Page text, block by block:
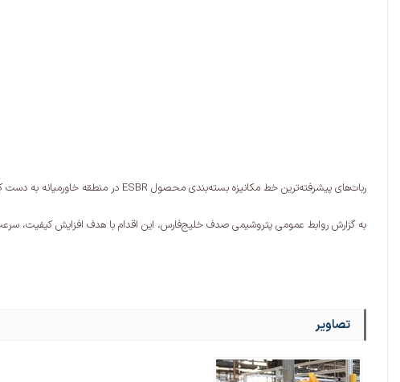
ربات‌های پیشرفته‌ترین خط مکانیزه بسته‌بندی محصول ESBR در منطقه خاورمیانه به دست کارشناسان پتروشیمی صدف خلیج‌فارس نصب شد.
به گزارش روابط عمومی پتروشیمی صدف خلیج‌فارس، این اقدام با هدف افزایش
تصاویر